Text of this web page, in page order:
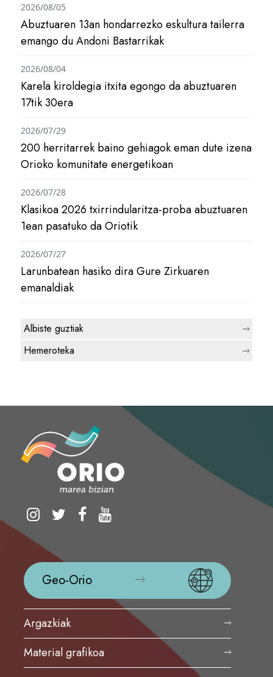
Abuztuaren 13an hondarrezko eskultura tailerra
emango du Andoni Bastarrikak
2026/08/05
Karela kiroldegia itxita egongo da abuztuaren
17tik 30era
2026/08/04
200 herritarrek baino gehiagok eman dute izena
Orioko komunitate energetikoan
2026/07/29
Klasikoa 2026 txirrindularitza-proba abuztuaren
1ean pasatuko da Oriotik
2026/07/28
Larunbatean hasiko dira Gure Zirkuaren
emanaldiak
2026/07/27
Albiste guztiak
Hemeroteka
Geo-Orio
Argazkiak
Material grafikoa